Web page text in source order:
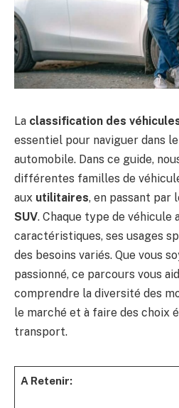
La classification des
essentiel pour naviguer dans
automobile. Dans ce guide,
différentes familles de
aux utilitaires, en passant par
SUV. Chaque type de véhicule
caractéristiques, ses usages
des besoins variés. Que vous
passionné, ce parcours vous
comprendre la diversité des
le marché et à faire des choix
transport.
A Retenir: